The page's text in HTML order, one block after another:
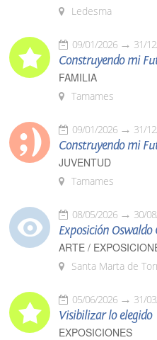
Ledesma
09/01/2026 31/
Construyendo mi
FAMILIA
Tamames
09/01/2026 31/
Construyendo mi
JUVENTUD
Tamames
08/05/2026 30/
Exposición Oswaldo
ARTE /
Santa Marta de
05/06/2026 31/
Visibilizar lo elegido
EXPOSICIONES